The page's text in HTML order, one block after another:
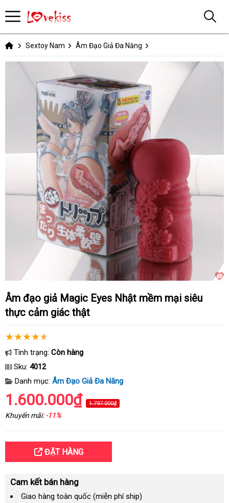
Sextoy Nam Âm Đạo Giả Đa Năng
Âm đạo giả Magic Eyes Nhật mềm mại siêu
thực cảm giác thật
Tình trạng: Còn hàng
Sku: 4012
Danh mục: Âm Đạo Giả Đa Năng
1.600.000₫ 1.797.000₫
Khuyến mãi:-11%
ĐẶT HÀNG
Cam kết bán hàng
Giao hàng toàn quốc (miễn phí ship)